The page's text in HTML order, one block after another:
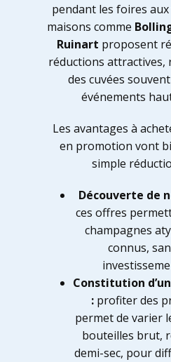
pendant les foires
maisons comme
Ruinart proposent
réductions attractives,
des cuvées
événements
Les avantages à
en promotion vont
simple
Découverte de
ces offres
champagnes
connus,
Constitution
:profiter des
permet de varier
bouteilles brut,
demi-sec, pour